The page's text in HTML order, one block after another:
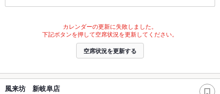
カレンダーの更新に失敗しました。
下記ボタンを押して空席状況を更新してください。
空席状況を更新する
風来坊 新岐阜店